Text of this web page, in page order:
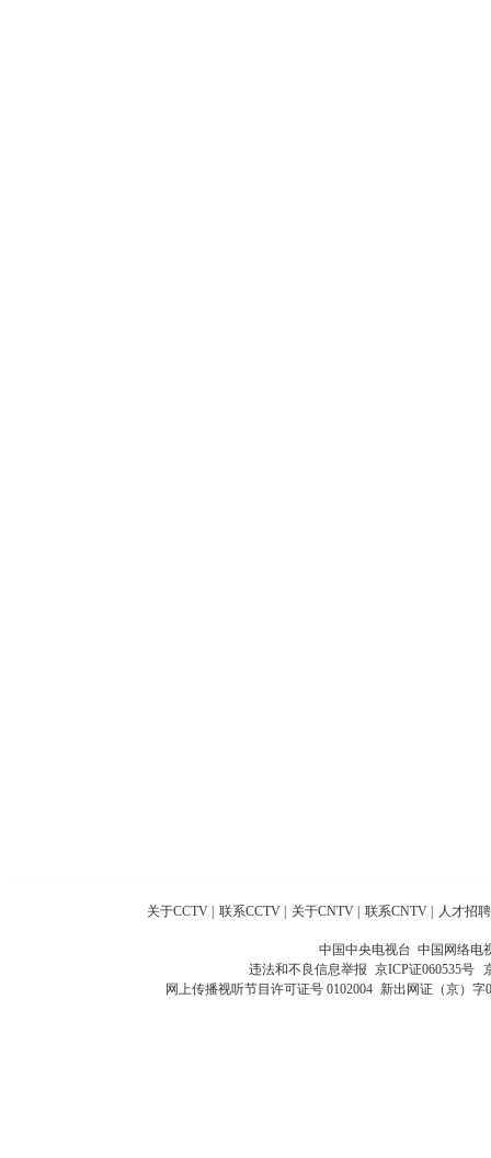
关于CCTV 联系CCTV 关于CNTV 联系CNTV 人才招聘
中国中央电视台 中国网络电
违法和不良信息举报 京ICP证060535号
网上传播视听节目许可证号 0102004 新出网证（京）